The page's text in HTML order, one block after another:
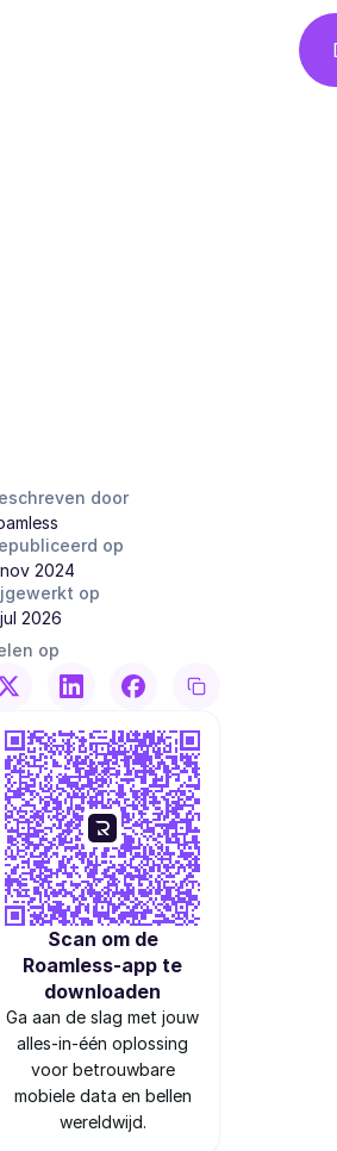
door
op
2024
op
2026
op
Scan om de
Roamless-app te
downloaden
Ga aan de slag met jouw
alles-in-één oplossing
voor betrouwbare
mobiele data en bellen
wereldwijd.